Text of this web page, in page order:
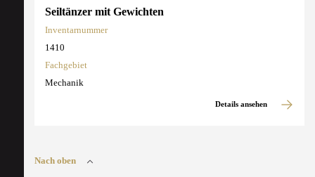
Seiltänzer mit Gewichten
Inventarnummer
1410
Fachgebiet
Mechanik
Details ansehen
Nach oben